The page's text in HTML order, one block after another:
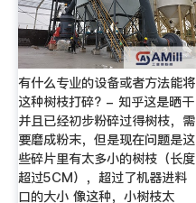
有什么专业的设备或者方法能将
这种树枝打碎? - 知乎这是晒干
并且已经初步粉碎过得树枝，需
要磨成粉末，但是现在问题是这
些碎片里有太多小的树枝（长度
超过5CM），超过了机器进料
口的大小 像这种，小树枝太